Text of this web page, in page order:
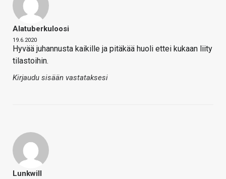
Alatuberkuloosi
19.6.2020
Hyvää juhannusta kaikille ja pitäkää huoli ettei kukaan liity
tilastoihin.
Kirjaudu sisään vastataksesi
Lunkwill